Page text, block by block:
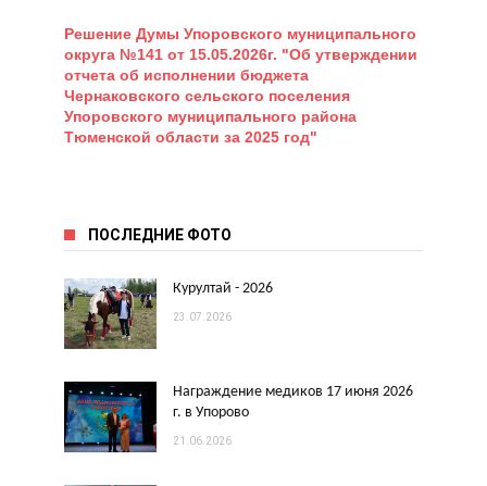
Решение Думы Упоровского муниципального
округа №141 от 15.05.2026г. "Об утверждении
отчета об исполнении бюджета
Чернаковского сельского поселения
Упоровского муниципального района
Тюменской области за 2025 год"
ПОСЛЕДНИЕ ФОТО
Курултай - 2026
23.07.2026
Награждение медиков 17 июня 2026
г. в Упорово
21.06.2026